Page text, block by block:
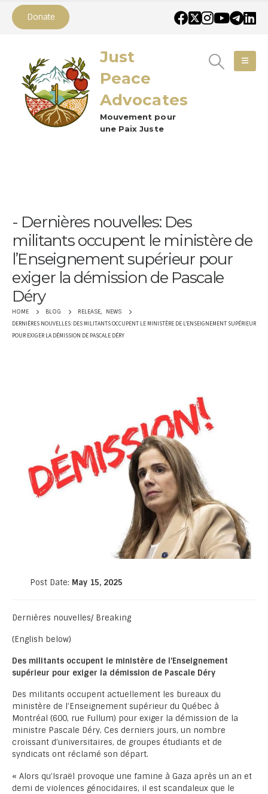
Donate
Just
Peace
Advocates
Mouvement pour
une Paix Juste
Dernières nouvelles: Des
militants occupent le ministère de
l’Enseignement supérieur pour
exiger la démission de Pascale
Déry
HOME BLOG RELEASE, NEWS
DERNIÈRES NOUVELLES: DES MILITANTS OCCUPENT LE MINISTÈRE DE L’ENSEIGNEMENT SUPÉRIEUR
POUR EXIGER LA DÉMISSION DE PASCALE DÉRY
Post Date: May 15, 2025
Dernières nouvelles/ Breaking
(English below)
Des militants occupent le ministère de l’Enseignement
supérieur pour exiger la démission de Pascale Déry
Des militants occupent actuellement les bureaux du
ministère de l’Enseignement supérieur du Québec à
Montréal (600, rue Fullum) pour exiger la démission de la
ministre Pascale Déry. Ces derniers jours, un nombre
croissant d’universitaires, de groupes étudiants et de
syndicats ont réclamé son départ.
« Alors qu’Israël provoque une famine à Gaza après un an et
demi de violences génocidaires, il est scandaleux que le